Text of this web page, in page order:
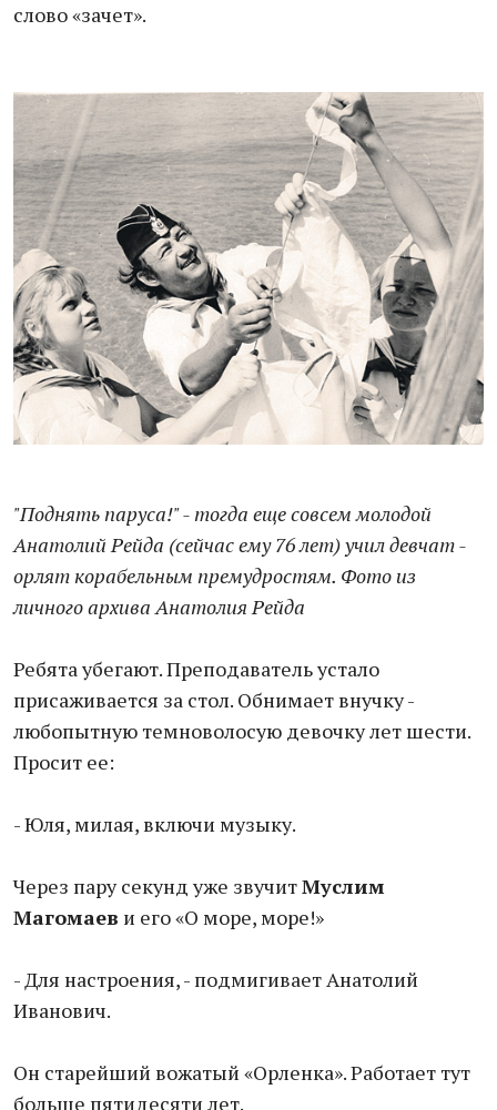
слово «зачет».
"Поднять паруса!" - тогда еще совсем молодой
Анатолий Рейда (сейчас ему 76 лет) учил девчат -
орлят корабельным премудростям. Фото из
личного архива Анатолия Рейда
Ребята убегают. Преподаватель устало
присаживается за стол. Обнимает внучку -
любопытную темноволосую девочку лет шести.
Просит ее:
- Юля, милая, включи музыку.
Через пару секунд уже звучитМуслим
Магомаев и его «О море, море!»
- Для настроения, - подмигивает Анатолий
Иванович.
Он старейший вожатый «Орленка». Работает тут
больше пятидесяти лет.